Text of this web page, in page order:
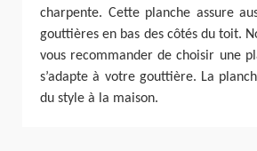
charpente. Cette planche assure
gouttières en bas des côtés du toit.
vous recommander de choisir une
s’adapte à votre gouttière. La
du style à la maison.